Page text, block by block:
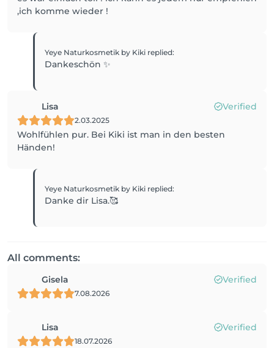
,ich komme wieder !
Yeye Naturkosmetik by Kiki replied:
Dankeschön ✨
Lisa Verified
2.03.2025
Wohlfühlen pur. Bei Kiki ist man in den besten
Händen!
Yeye Naturkosmetik by Kiki replied:
Danke dir Lisa.🥰
All comments:
Gisela Verified
7.08.2026
Lisa Verified
18.07.2026